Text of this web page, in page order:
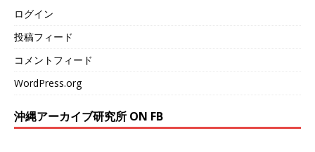
ログイン
投稿フィード
コメントフィード
WordPress.org
沖縄アーカイブ研究所 ON FB